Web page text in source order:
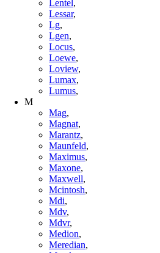
Lentel,
Lessar,
Lg,
Lgen,
Locus,
Loewe,
Loview,
Lumax,
Lumus,
M
Mag,
Magnat,
Marantz,
Maunfeld,
Maximus,
Maxone,
Maxwell,
Mcintosh,
Mdi,
Mdv,
Mdvr,
Medion,
Meredian,